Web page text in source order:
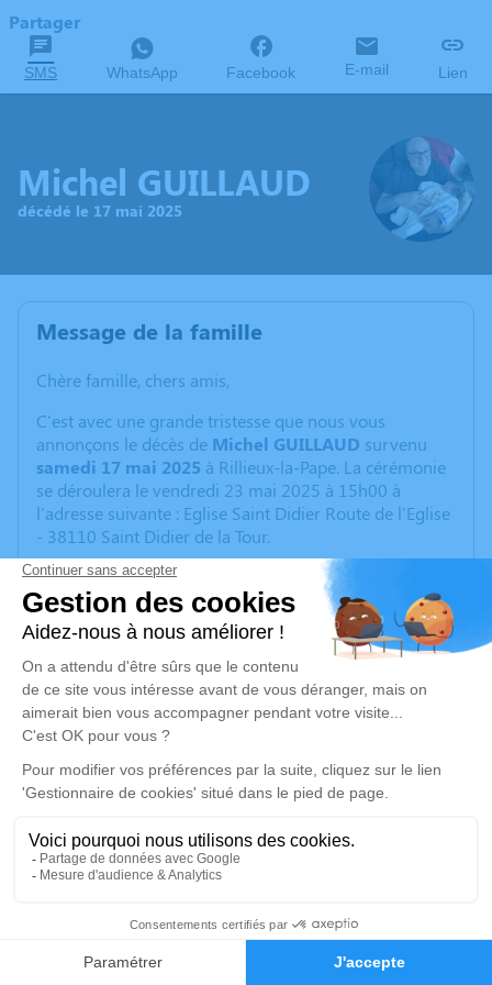
Faire-part Hommages
Partager
SMS WhatsApp Facebook E-mail Lien
Michel GUILLAUD
décédé le 17 mai 2025
Message de la famille
Chère famille, chers amis,
C'est avec une grande tristesse que nous vous
annonçons le décès de Michel GUILLAUD survenu
samedi 17 mai 2025 à Rillieux-la-Pape. La cérémonie
se déroulera le vendredi 23 mai 2025 à 15h00 à
l'adresse suivante : Eglise Saint Didier Route de l'Eglise
- 38110 Saint Didier de la Tour.
Nous vous invitons à utiliser cet espace pour laisser
vos condoléances, partager des photos souvenirs, une
anecdote ou exprimer vos pensées à travers des
poèmes ou des textes. Cet endroit est un lieu
d'expression dédié à honorer la mémoire de Michel
GUILLAUD.
Si vous souhaitez déposer des fleurs, vous pouvez
06.99.40.03.18.
Je rends hommage
vendredi 23 mai 2025 à 15h00
Eglise Saint Didier Route de l'Eglise